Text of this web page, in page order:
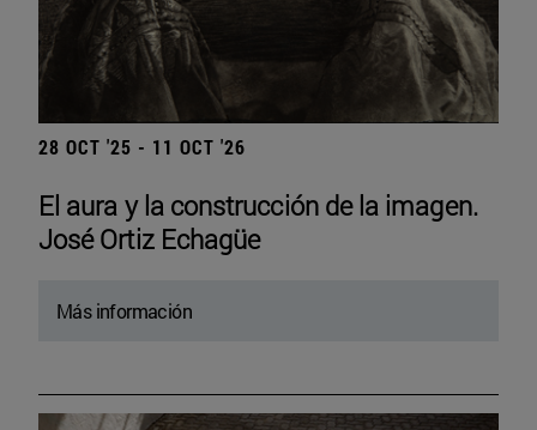
28 OCT '25 - 11 OCT '26
El aura y la construcción de la imagen.
José Ortiz Echagüe
Más información